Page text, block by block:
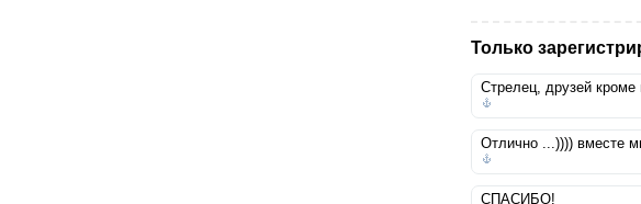
Только
Стрелец, друзей кроме
Отлично ...)))) вместе
СПАСИБО!